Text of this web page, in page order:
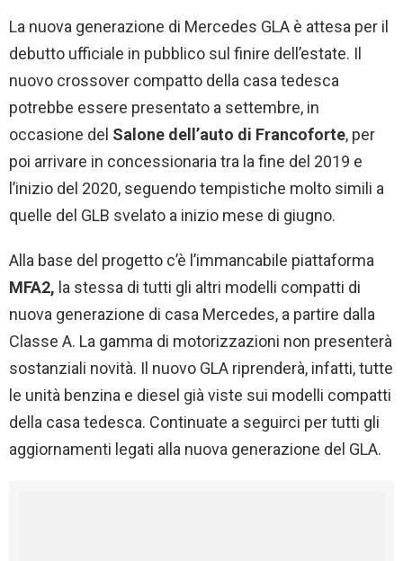
La nuova generazione di Mercedes GLA è attesa per il
debutto ufficiale in pubblico sul finire dell’estate. Il
nuovo crossover compatto della casa tedesca
potrebbe essere presentato a settembre, in
occasione del Salone dell’auto di Francoforte, per
poi arrivare in concessionaria tra la fine del 2019 e
l’inizio del 2020, seguendo tempistiche molto simili a
quelle del GLB svelato a inizio mese di giugno.
Alla base del progetto c’è l’immancabile piattaforma
MFA2, la stessa di tutti gli altri modelli compatti di
nuova generazione di casa Mercedes, a partire dalla
Classe A. La gamma di motorizzazioni non presenterà
sostanziali novità. Il nuovo GLA riprenderà, infatti, tutte
le unità benzina e diesel già viste sui modelli compatti
della casa tedesca. Continuate a seguirci per tutti gli
aggiornamenti legati alla nuova generazione del GLA.